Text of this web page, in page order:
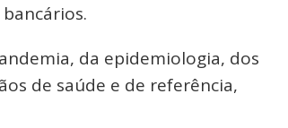
da epidemiologia, dos
de saúde e de referência,